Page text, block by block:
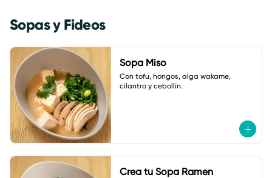
Sopas y Fideos
Sopa Miso
Con tofu, hongos, alga wakame,
cilantro y cebollín.
Crea tu Sopa Ramen